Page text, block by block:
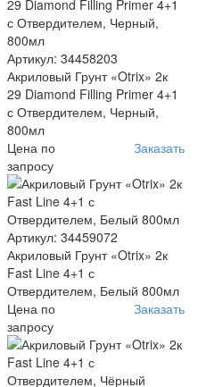
Артикул: 34458203
Акриловый Грунт «Otrix» 2к
29 Diamond Filling Primer 4+1
с Отвердителем, Черный,
800мл
Цена по
запросу
Заказать
Артикул: 34459072
Акриловый Грунт «Otrix» 2к
Fast Line 4+1 с
Отвердителем, Белый 800мл
Цена по
запросу
Заказать